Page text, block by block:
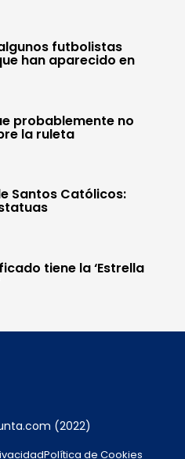
futbolistas
han aparecido en
probablemente no
la ruleta
Santos Católicos:
tiene la ‘Estrella
(2022)
Política de Cookies